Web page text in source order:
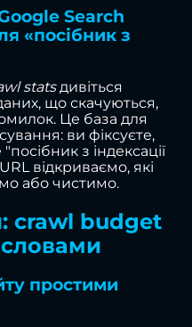
Search
«посібник з
statsдивіться
що скачуються,
Це база для
ви фіксуєте,
з індексації
відкриваємо, які
або чистимо.
crawl budget
простими